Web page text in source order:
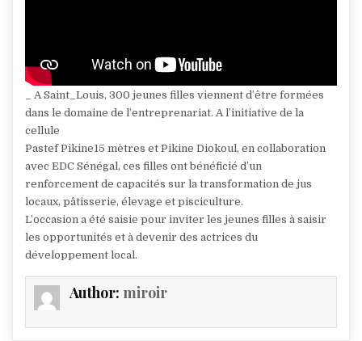
_ A Saint_Louis, 300 jeunes filles viennent d’être formées
dans le domaine de l’entreprenariat. A l’initiative de la
cellule
Pastef Pikine15 mètres et Pikine Diokoul, en collaboration
avec EDC Sénégal, ces filles ont bénéficié d’un
renforcement de capacités sur la transformation de jus
locaux, pâtisserie, élevage et pisciculture.
L’occasion a été saisie pour inviter les jeunes filles à saisir
les opportunités et à devenir des actrices du
développement local.
Author: miroir